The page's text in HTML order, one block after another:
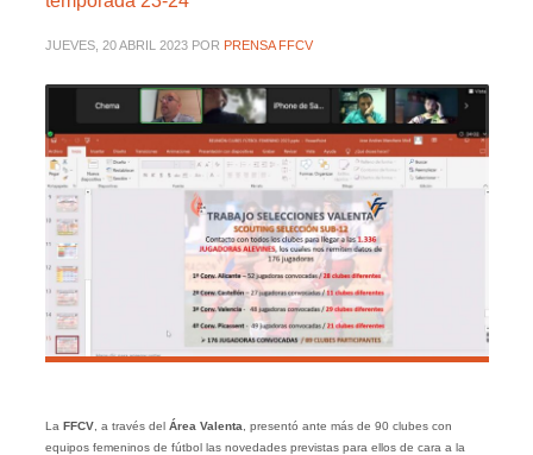
JUEVES, 20 ABRIL 2023 POR PRENSA FFCV
La FFCV, a través del Área Valenta , presentó ante más de 90 clubes con
equipos femeninos de fútbol las novedades previstas para ellos de cara a la